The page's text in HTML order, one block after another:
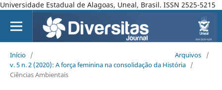
Universidade Estadual de Alagoas, Uneal, Brasil. ISSN 2525-5215
Início / Arquivos
/
v. 5 n. 2 (2020): A força feminina na consolidação da História /
Ciências Ambientais